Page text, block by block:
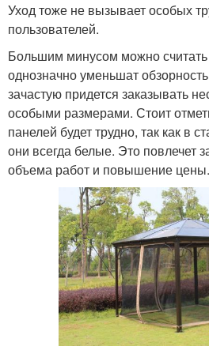
Уход тоже не вызывает особых
пользователей.
Большим минусом можно считать
однозначно уменьшат
зачастую придется заказывать
особыми размерами. Стоит
панелей будет трудно, так как в
они всегда белые. Это повлечет
объема работ и повышение цены.